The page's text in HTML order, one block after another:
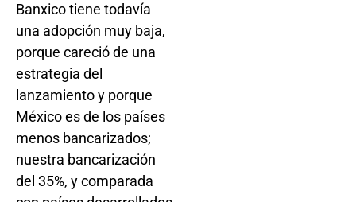
Banxico tiene todavía
una adopción muy baja,
porque careció de una
estrategia del
lanzamiento y porque
México es de los países
menos bancarizados;
nuestra bancarización
del 35%, y comparada